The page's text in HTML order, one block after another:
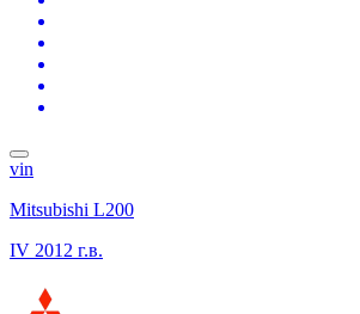
vin
Mitsubishi L200
IV 2012 г.в.